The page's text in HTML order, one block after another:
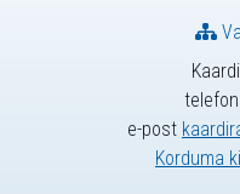
e-post
Korduma